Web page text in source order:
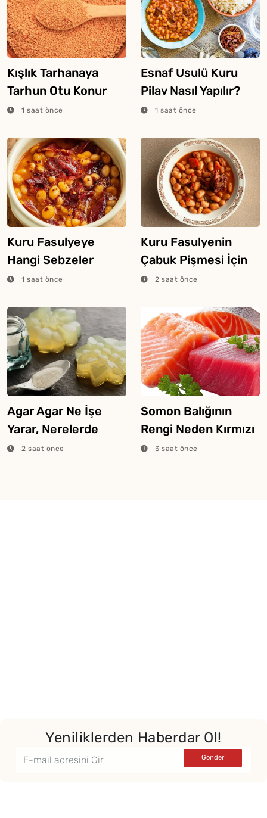
Kışlık Tarhanaya
Tarhun Otu Konur
Mu?1 saat önce
Esnaf Usulü Kuru
Pilav Nasıl Yapılır?
1 saat önce
Kuru Fasulyeye
Hangi Sebzeler
Konur?
1 saat önce
Kuru Fasulyenin
Çabuk Pişmesi İçin
Püf Noktaları
2 saat önce
Agar Agar Ne İşe
Yarar, Nerelerde
Kullanılır?
2 saat önce
Somon Balığının
Rengi Neden Kırmızı
Veya Pembe Olur?
3 saat önce
Yeniliklerden Haberdar Ol!